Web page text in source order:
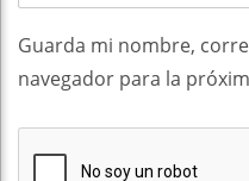
Guarda mi nombre,
navegador para la